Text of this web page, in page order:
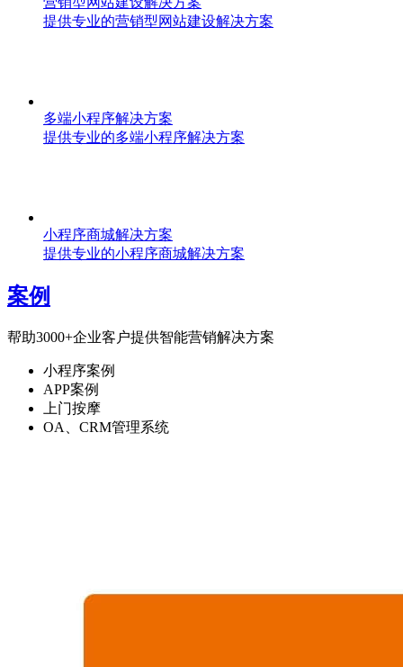
提供专业的营销型网站建设解决方案
多端小程序解决方案
提供专业的多端小程序解决方案
小程序商城解决方案
提供专业的小程序商城解决方案
案例
帮助3000+企业客户提供智能营销解决方案
小程序案例
APP案例
上门按摩
OA、CRM管理系统